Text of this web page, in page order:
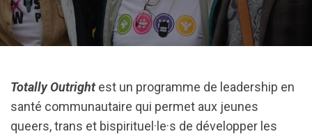
Totally Outright est un programme de leadership en
santé communautaire qui permet aux jeunes
queers, trans et bispirituel·le·s de développer les